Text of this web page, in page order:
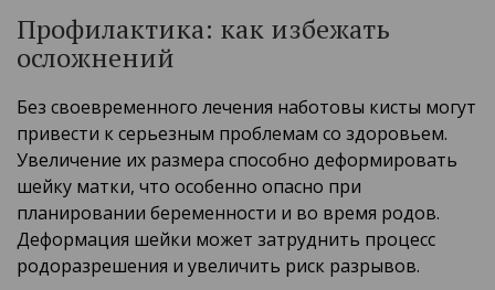
Профилактика: как избежать
осложнений
Без своевременного лечения наботовы кисты могут
привести к серьезным проблемам со здоровьем.
Увеличение их размера способно деформировать
шейку матки, что особенно опасно при
планировании беременности и во время родов.
Деформация шейки может затруднить процесс
родоразрешения и увеличить риск разрывов.